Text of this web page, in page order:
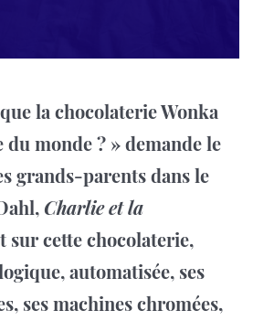
la chocolaterie Wonka
monde ? » demande le
grands-parents dans le
Charlie et la
sur cette chocolaterie,
automatisée, ses
ses machines chromées,